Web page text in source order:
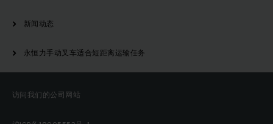
新闻动态
永恒力手动叉车适合短距离运输任务
访问我们的公司网站